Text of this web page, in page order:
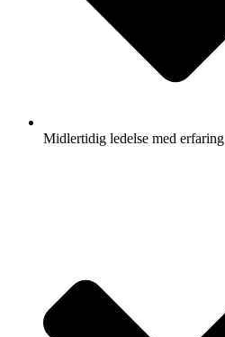
Midlertidig ledelse med erfaring